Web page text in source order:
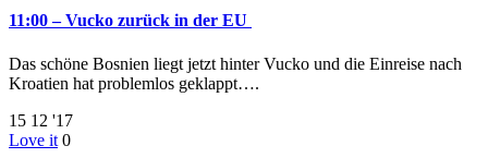
11:00 – Vucko zurück in der EU
Das schöne Bosnien liegt jetzt hinter Vucko und die Einreise nach
Kroatien hat problemlos geklappt….
15 12 '17
Love it 0